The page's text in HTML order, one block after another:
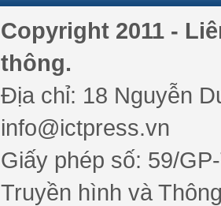
Copyright 2011 -
thông.
Địa chỉ: 18 Nguyễn
info@ictpress.vn
Giấy phép số: 59/
Truyền hình và